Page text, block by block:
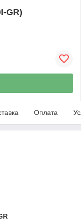
GR)
Оплата